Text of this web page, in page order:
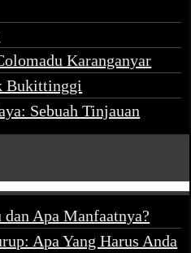
Karanganyar
Bukittinggi
Sebuah Tinjauan
Apa Manfaatnya?
Apa Yang Harus Anda